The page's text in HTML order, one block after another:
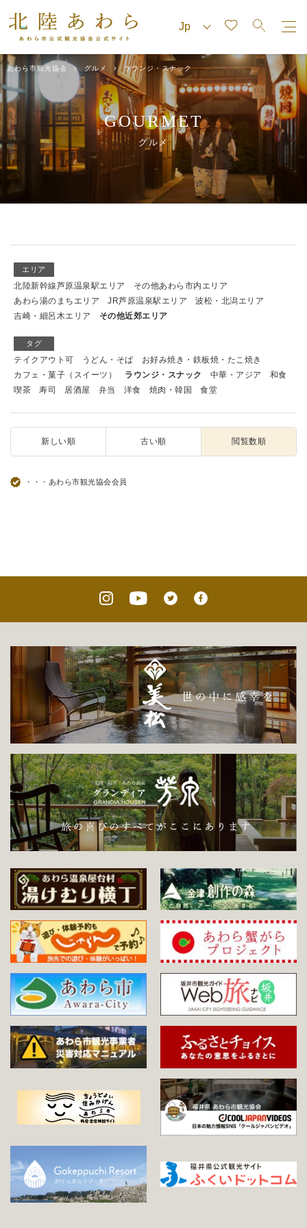
あわら市観光協会 グルメ ラウンジ・スナック
GOURMET
グルメ
エリア
北陸新幹線芦原温泉駅エリア
その他あわら市内エリア
あわら湯のまちエリア
JR芦原温泉駅エリア
波松・北潟エリア
吉崎・細呂木エリア
その他近郊エリア
タグ
テイクアウト可 うどん・そば
お好み焼き・鉄板焼・たこ焼き
カフェ・菓子（スイーツ）
ラウンジ・スナック 中華・アジア
和食
喫茶
寿司 居酒屋 弁当 洋食 焼肉・韓国 食堂
新しい順 古い順 閲覧数順
・・・あわら市観光協会会員